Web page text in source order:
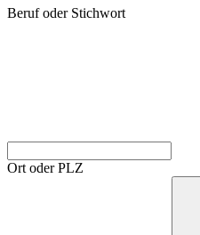
Beruf oder Stichwort
Ort oder PLZ